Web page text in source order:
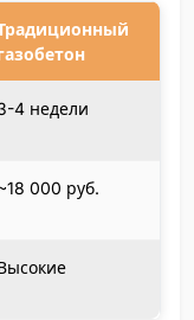
4 недели
000 руб.